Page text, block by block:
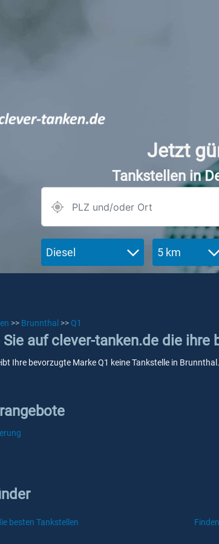
Jetzt
Tankstellen in
Diesel 5 km
>> Brunnthal >> Q1
Sie auf clever-tanken.de die ihre
Ihre bevorzugte Marke Q1 keine Tankstelle in
besten Tankstellen